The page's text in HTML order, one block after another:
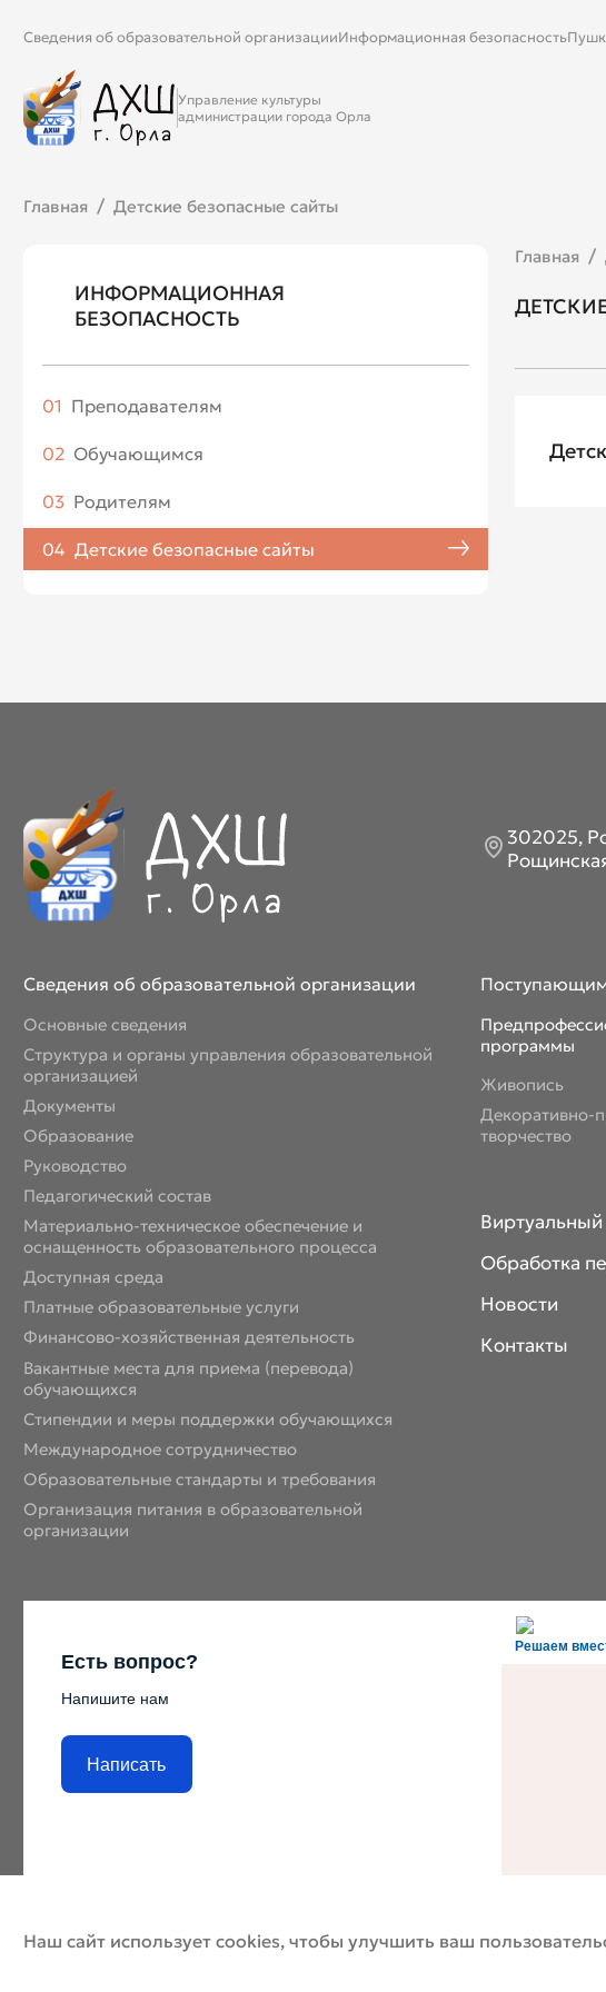
Сведения об образовательной организацииИнформационная безопасность
Управление культуры
администрации города Орла
Главная Детские безопасные сайты
ИНФОРМАЦИОННАЯ
БЕЗОПАСНОСТЬ
01 Преподавателям
02 Обучающимся
03 Родителям
04 Детские безопасные сайты
Главная
302025,
Сведения об образовательной организации
Основные сведения
Структура и органы управления образовательной
организацией
Документы
Образование
Руководство
Педагогический состав
Материально-техническое обеспечение и
оснащенность образовательного процесса
Доступная среда
Платные образовательные услуги
Финансово-хозяйственная деятельность
Вакантные места для приема (перевода)
обучающихся
Стипендии и меры поддержки обучающихся
Международное сотрудничество
Образовательные стандарты и требования
Организация питания в образовательной
организации
программы
Живопись
Декоративно-
творчество
Виртуальный
Обработка
Новости
Контакты
Решаем
Есть вопрос?
Напишите нам
Написать
© ДХШ 2024 Политика
Наш сайт использует cookies, чтобы улучшить ваш